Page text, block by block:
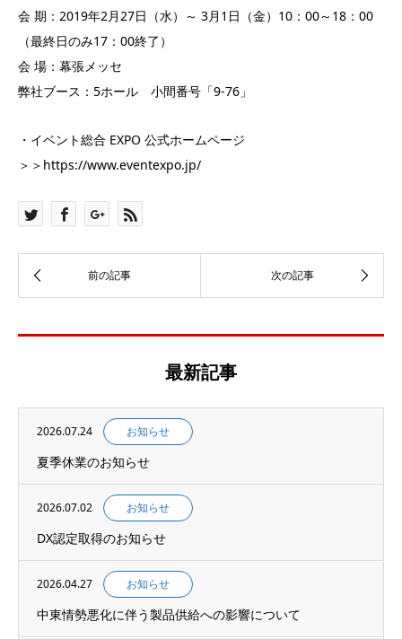
会 期：2019年2月27日（水）～ 3月1日（金）10：00～18：00
（最終日のみ17：00終了）
会 場：幕張メッセ
弊社ブース：5ホール 小間番号「9-76」
・イベント総合 EXPO 公式ホームページ
＞＞https://www.eventexpo.jp/
最新記事
2026.07.24 お知らせ
夏季休業のお知らせ
2026.07.02 お知らせ
DX認定取得のお知らせ
2026.04.27 お知らせ
中東情勢悪化に伴う製品供給への影響について